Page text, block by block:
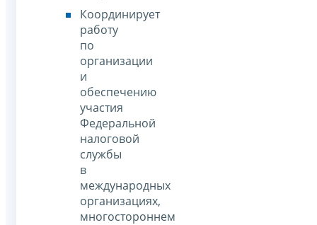
Координирует
работу
по
организации
и
обеспечению
участия
Федеральной
налоговой
службы
в
международных
организациях,
многостороннем